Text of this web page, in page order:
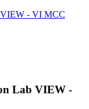
Lab VIEW -